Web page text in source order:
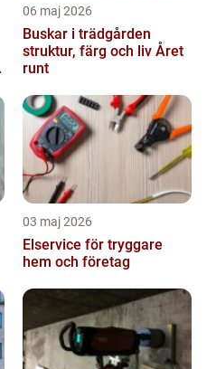
06 maj 2026
Buskar i trädgården
struktur, färg och liv Året
runt
03 maj 2026
Elservice för tryggare
hem och företag